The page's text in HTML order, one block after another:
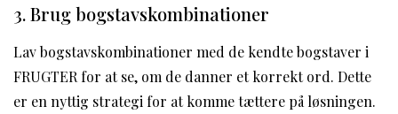
3. Brug bogstavskombinationer
Lav bogstavskombinationer med de kendte bogstaver i
FRUGTER for at se, om de danner et korrekt ord. Dette
er en nyttig strategi for at komme tættere på løsningen.